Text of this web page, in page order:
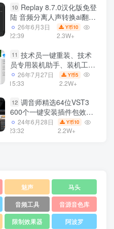
10 Replay 8.7.0汉化版免登
陆 音频分离人声转换ai翻唱
支持50系显卡 一键安装
WiN
26年6月3日
22:39
Y币10
2.3W+
11 技术员一键重装、技术
员专用装机助手、装机工
具、电脑系统装机软件丶一
键安装系统
26年7月27日
15:33
Y币5
2.2W+
12 调音师精选64位VST3
600个一键安装插件包效果
器集合10G WiN
24年6月28日
23:32
Y币10
2.2W+
魅声
马头
音频工具
音源音色库
限制效果器
阿波罗